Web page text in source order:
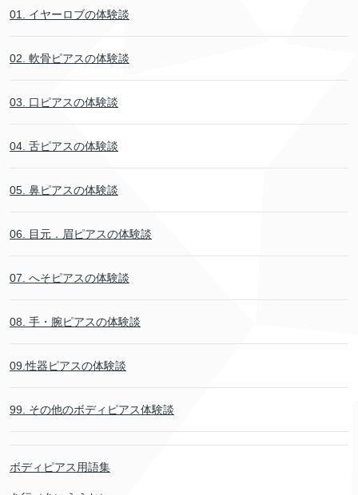
01. イヤーロブの体験談
02. 軟骨ピアスの体験談
03. 口ピアスの体験談
04. 舌ピアスの体験談
05. 鼻ピアスの体験談
06. 目元．眉ピアスの体験談
07. へそピアスの体験談
08. 手・腕ピアスの体験談
09.性器ピアスの体験談
99. その他のボディピアス体験談
ボディピアス用語集